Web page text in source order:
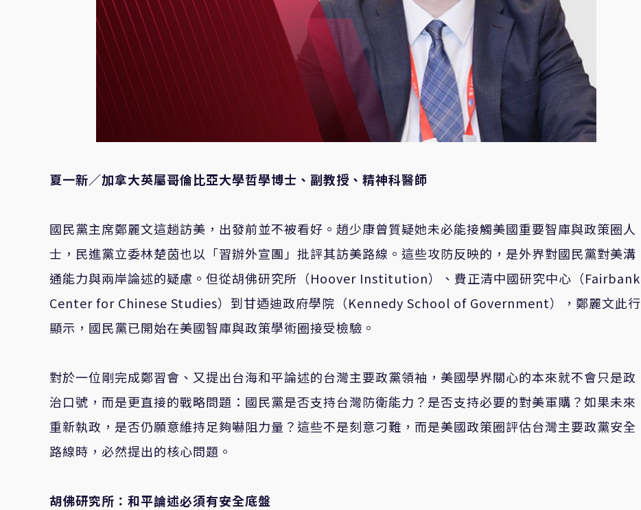
夏一新／加拿大英屬哥倫比亞大學哲學博士、副教授、精神科醫師
國民黨主席鄭麗文這趟訪美，出發前並不被看好。趙少康曾質疑她未必能接觸美國重要智庫與政策圈人
士，民進黨立委林楚茵也以「習辦外宣團」批評其訪美路線。這些攻防反映的，是外界對國民黨對美溝
通能力與兩岸論述的疑慮。但從胡佛研究所（Hoover Institution）、費正清中國研究中心（Fairbank
Center for Chinese Studies）到甘迺迪政府學院（Kennedy School of Government），鄭麗文此行
顯示，國民黨已開始在美國智庫與政策學術圈接受檢驗。
對於一位剛完成鄭習會、又提出台海和平論述的台灣主要政黨領袖，美國學界關心的本來就不會只是政
治口號，而是更直接的戰略問題：國民黨是否支持台灣防衛能力？是否支持必要的對美軍購？如果未來
重新執政，是否仍願意維持足夠嚇阻力量？這些不是刻意刁難，而是美國政策圈評估台灣主要政黨安全
路線時，必然提出的核心問題。
胡佛研究所：和平論述必須有安全底盤